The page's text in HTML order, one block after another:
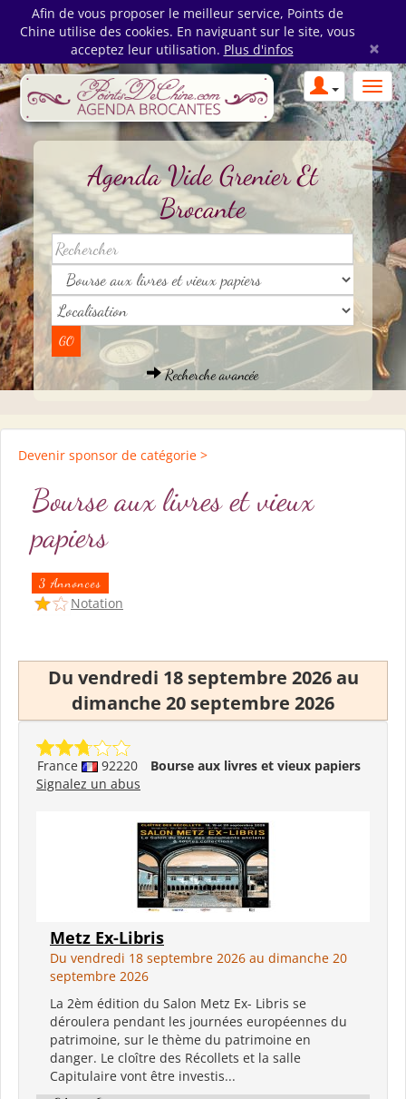
Afin de vous proposer le meilleur service, Points de
Chine utilise des cookies. En naviguant sur le site, vous
acceptez leur utilisation. Plus d'infos ×
Agenda Vide Grenier Et
Brocante
Recherche avancée
Devenir sponsor de catégorie >
Bourse aux livres et vieux
papiers
3 Annonces
Notation
Du vendredi 18 septembre 2026 au
dimanche 20 septembre 2026
France 92220
Bourse aux livres et vieux papiers
Signalez un abus
Metz Ex-Libris
Du vendredi 18 septembre 2026 au dimanche 20
septembre 2026
La 2èm édition du Salon Metz Ex- Libris se
déroulera pendant les journées européennes du
patrimoine, sur le thème du patrimoine en
danger. Le cloître des Récollets et la salle
Capitulaire vont être investis...